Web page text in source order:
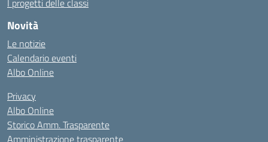
I progetti delle classi
Novità
Le notizie
Calendario eventi
Albo Online
Privacy
Albo Online
Storico Amm. Trasparente
Amministrazione trasparente